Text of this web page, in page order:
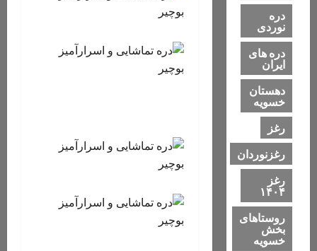
دره
نوردی
دره های
ایران
دهستان
خسویه
رغز
رغزنوردان
رغز
۱۴۰۴
روستاهای
بخش
خسویه